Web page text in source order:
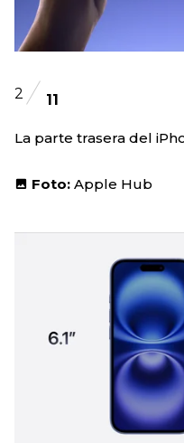
2 11
La parte trasera del
Foto: Apple Hub